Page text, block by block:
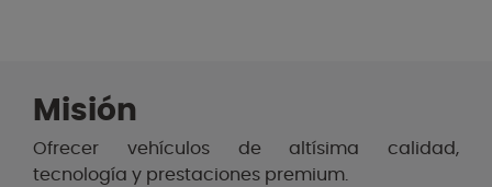
Misión
Ofrecer vehículos de altísima calidad,
tecnología y prestaciones premium.